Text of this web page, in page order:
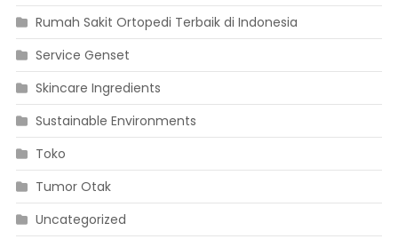
Rumah Sakit Ortopedi Terbaik di Indonesia
Service Genset
Skincare Ingredients
Sustainable Environments
Toko
Tumor Otak
Uncategorized